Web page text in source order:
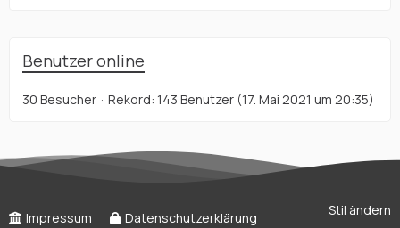
Benutzer online
30 Besucher Rekord: 143 Benutzer (17. Mai 2021 um 20:35)
Stil ändern
Impressum Datenschutzerklärung